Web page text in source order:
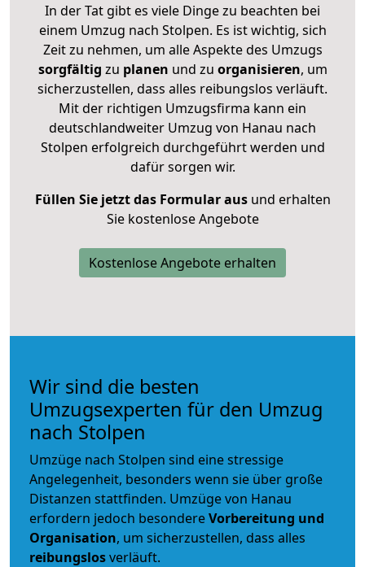
In der Tat gibt es viele Dinge zu beachten bei
einem Umzug nach Stolpen. Es ist wichtig, sich
Zeit zu nehmen, um alle Aspekte des Umzugs
sorgfältig zu planen und zu organisieren, um
sicherzustellen, dass alles reibungslos verläuft.
Mit der richtigen Umzugsfirma kann ein
deutschlandweiter Umzug von Hanau nach
Stolpen erfolgreich durchgeführt werden und
dafür sorgen wir.
Füllen Sie jetzt das Formular ausund erhalten
Sie kostenlose Angebote
Kostenlose Angebote erhalten
Wir sind die besten
Umzugsexperten für den Umzug
nach Stolpen
Umzüge nach Stolpen sind eine stressige
Angelegenheit, besonders wenn sie über große
Distanzen stattfinden. Umzüge von Hanau
erfordern jedoch besondereVorbereitung und
Organisation, um sicherzustellen, dass alles
reibungslosverläuft.